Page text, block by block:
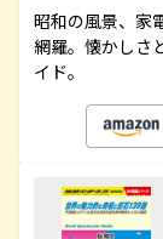
昭和の風景、家
網羅。懐かしさ
イド。